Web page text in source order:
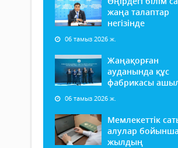
жаңа талаптар
негізінде
06 тамыз 2026 ж.
Жаңақорған
ауданында құс
фабрикасы
06 тамыз 2026 ж.
Мемлекеттік
алулар
жылдың